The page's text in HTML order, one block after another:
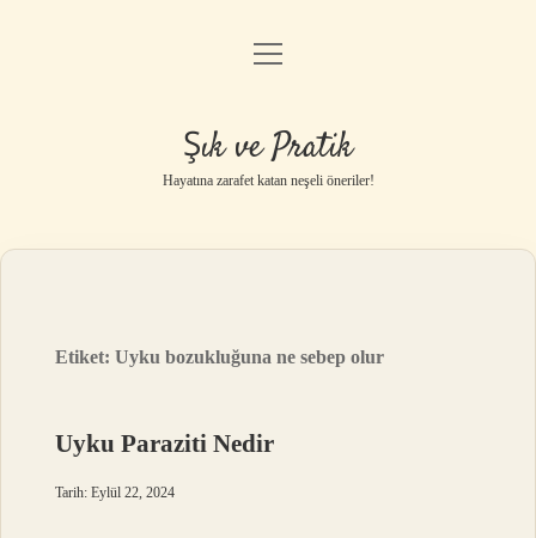
Anasayfa
Yasal Uyarı
menüyü
Şık ve Pratik
Hayatına zarafet katan neşeli öneriler!
Etiket:Uyku bozukluğuna ne sebep olur
Uyku Paraziti Nedir
Tarih: Eylül 22, 2024